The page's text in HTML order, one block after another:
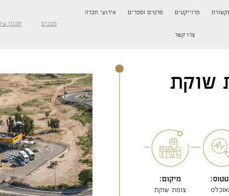
פרוייקטים סרטים וספרים אירועי חברה
צרו קשר
מבנים תכנון
שוקת
מיקום:
צומת שוקת